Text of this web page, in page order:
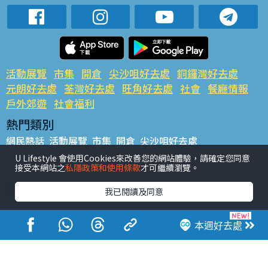
本週好去處
活動展覽 市集 開倉 尖沙咀好去處 銅鑼灣好去處
元朗好去處 荃灣好去處 旺角好去處 社會 餐廳情報
戶外郊遊 社會福利
熱門類別
網民熱話 活動展覽 市集 開倉 尖沙咀好去處
銅鑼灣好去處 元朗好去處 荃灣好去處 旺角好去處 社會
餐廳情報 戶外郊遊
熱門標籤
#UGO搵好去處 #人氣活動推介 #美食社群熱話
#親子玩樂好去處
#ULifestyle應用程式
#限時搶
#UJetso禮物放送
#ULifestyle商戶中心 #著數 #網絡熱話
U Lifestyle 會使用Cookies來改善您的網站體驗，請確定您同意
接受本網站之私隱政策和使用條款才可繼續瀏覽。
我已閱讀及同意